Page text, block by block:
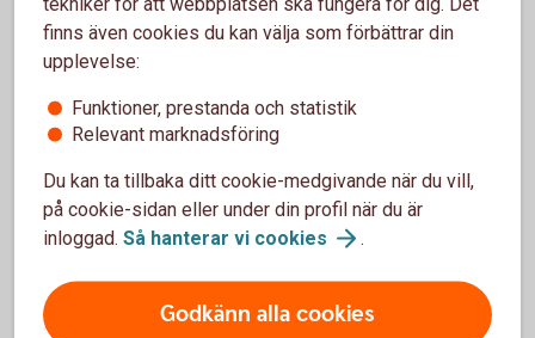
ska kunna skicka och ta emot betalningar.
Agera nu – så att inte betalningar och löner
finns även cookies du kan välja som förbättrar din
upplevelse:
Funktioner, prestanda och statistik
Relevant marknadsföring
Du kan ta tillbaka ditt cookie-medgivande när du vill,
på cookie-sidan eller under din profil när du är
inloggad. Så hanterar vi cookies .
Godkänn alla cookies